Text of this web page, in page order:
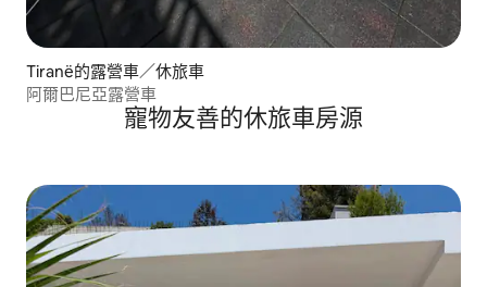
Tiranë的露營車／休旅車
阿爾巴尼亞露營車
寵物友善的休旅車房源